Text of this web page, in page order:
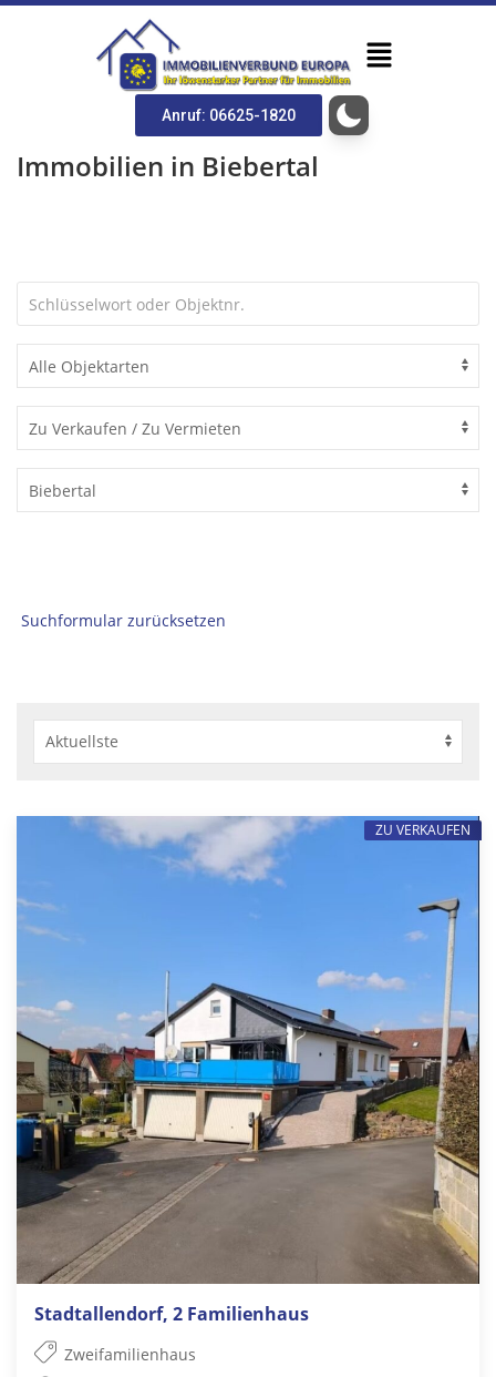
Anruf: 06625-1820
Immobilien in Biebertal
Suchformular zurücksetzen
Stadtallendorf, 2 Familienhaus
Zweifamilienhaus
ZU VERKAUFEN